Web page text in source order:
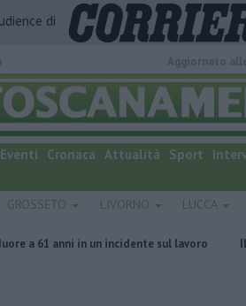
di
Eventi Cronaca Attualità Sport
GROSSETO LIVORNO LUCCA
un incidente sul lavoro Il bosco brucia